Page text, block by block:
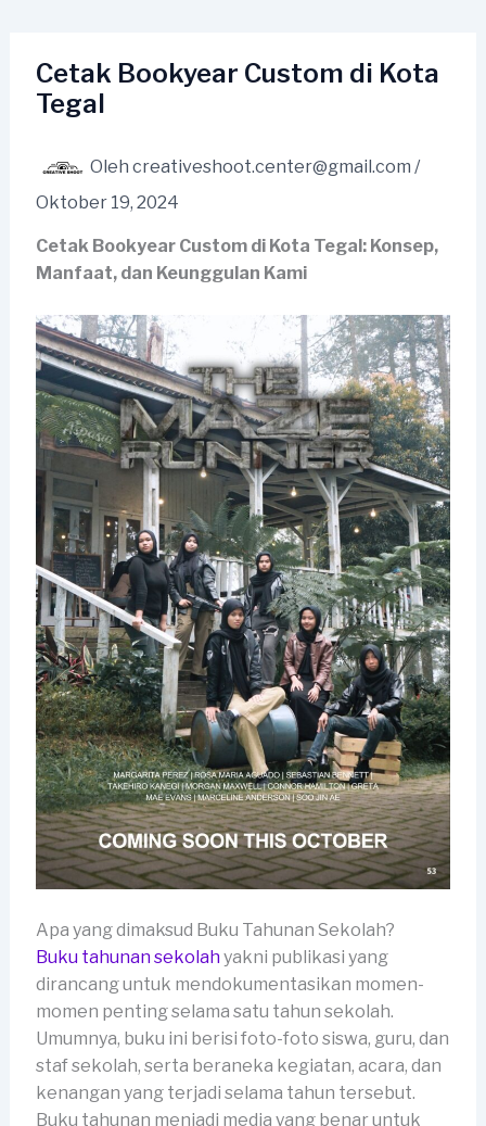
kontenCetak Bookyear Custom di Kota
Tegal
Oleh creativeshoot.center@gmail.com /
Oktober 19, 2024
Cetak Bookyear Custom di Kota Tegal: Konsep,
Manfaat, dan Keunggulan Kami
Apa yang dimaksud Buku Tahunan Sekolah?
Buku tahunan sekolahyakni publikasi yang
dirancang untuk mendokumentasikan momen-
momen penting selama satu tahun sekolah.
Umumnya, buku ini berisi foto-foto siswa, guru, dan
staf sekolah, serta beraneka kegiatan, acara, dan
kenangan yang terjadi selama tahun tersebut.
Buku tahunan menjadi media yang benar untuk